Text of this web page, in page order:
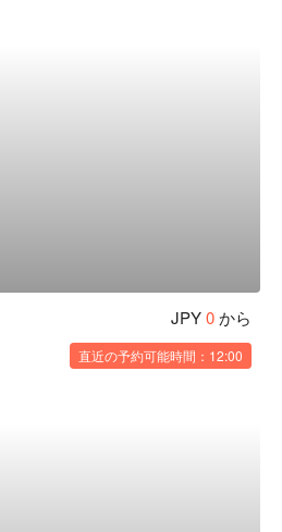
JPY0から
直近の予約可能時間：12:00